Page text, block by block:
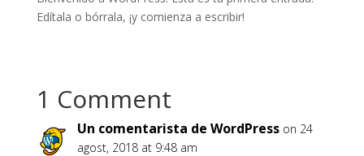
Edítala o bórrala, ¡y comienza a escribir!
1 Comment
Un comentarista de WordPress on 24
agost, 2018 at 9:48 am